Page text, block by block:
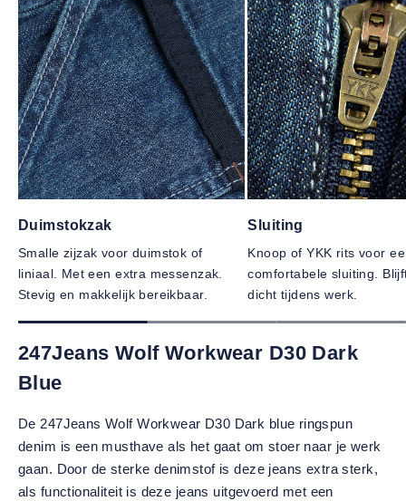
Duimstokzak
Smalle zijzak voor duimstok of
liniaal. Met een extra messenzak.
Stevig en makkelijk bereikbaar.
Sluiting
Knoop of YKK rits voor
comfortabele sluiting.
dicht tijdens werk.
247Jeans Wolf Workwear D30 Dark
Blue
De 247Jeans Wolf Workwear D30 Dark blue ringspun
denim is een musthave als het gaat om stoer naar je werk
gaan. Door de sterke denimstof is deze jeans extra sterk,
als functionaliteit is deze jeans uitgevoerd met een